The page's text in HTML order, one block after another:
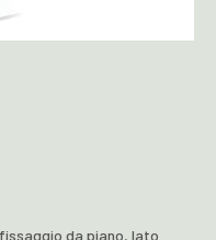
da piano, lato